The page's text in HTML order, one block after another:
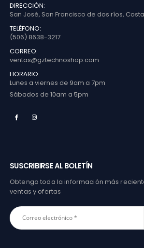
DIRECCIÓN:
San José, San Francisco de dos ríos,
TELÉFONO:
(506) 8638-3217
CORREO:
ventas@gztechnoshop.com
HORARIO:
Lunes a viernes de 9am a 7pm
Sábados de 10am a 5pm
SUSCRIBIRSE AL BOLETÍN
Obtenga toda la información más
ventas y ofertas